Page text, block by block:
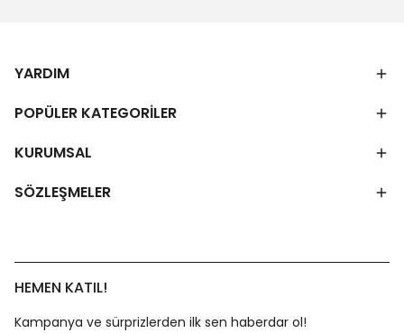
YARDIM
POPÜLER KATEGORİLER
KURUMSAL
SÖZLEŞMELER
HEMEN KATIL!
Kampanya ve sürprizlerden ilk sen haberdar ol!